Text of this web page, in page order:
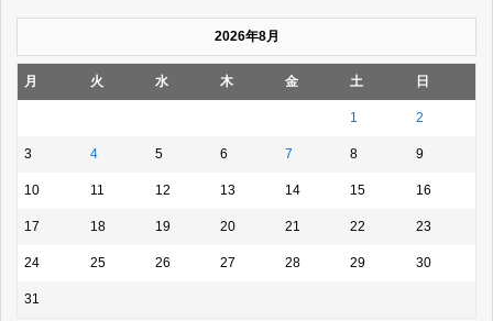
2026年8月
月 火 水 木 金 土 日
1 2
3 4 5 6 7 8 9
10 11 12 13 14 15 16
17 18 19 20 21 22 23
24 25 26 27 28 29 30
31